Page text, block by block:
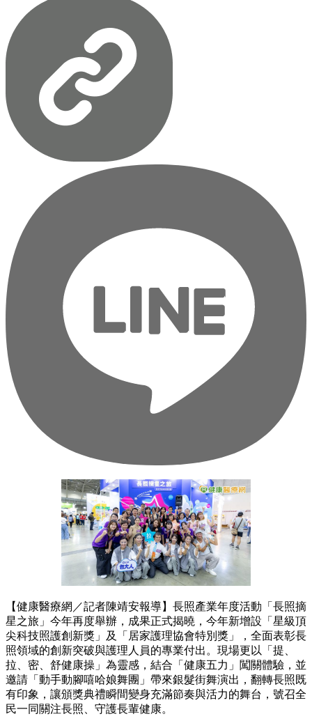
【健康醫療網／記者陳靖安報導】長照產業年度活動「長照摘
星之旅」今年再度舉辦，成果正式揭曉，今年新增設「星級頂
尖科技照護創新獎」及「居家護理協會特別獎」，全面表彰長
照領域的創新突破與護理人員的專業付出。現場更以「提、
拉、密、舒健康操」為靈感，結合「健康五力」闖關體驗，並
邀請「動手動腳嘻哈娘舞團」帶來銀髮街舞演出，翻轉長照既
有印象，讓頒獎典禮瞬間變身充滿節奏與活力的舞台，號召全
民一同關注長照、守護長輩健康。